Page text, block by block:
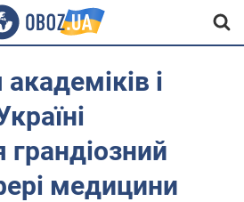
і
грандіозний
медицини